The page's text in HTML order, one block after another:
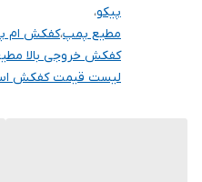
پیکو،
مطیع پمپ،کفکش ام
کفکش خروجی بالا
لیست قیمت کفکش